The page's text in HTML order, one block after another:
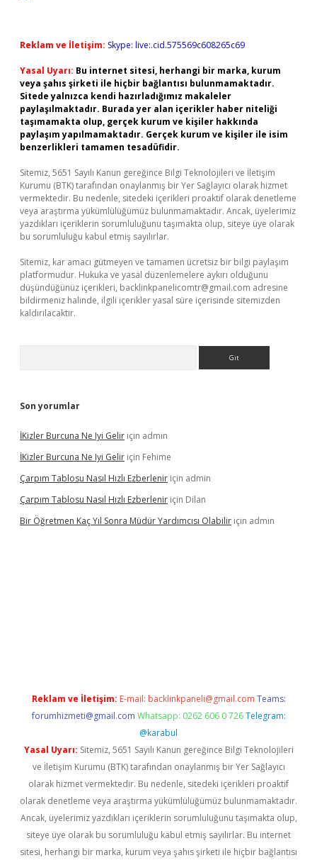
Reklam ve İletişim: Skype: live:.cid.575569c608265c69
Yasal Uyarı: Bu internet sitesi, herhangi bir marka, kurum
veya şahıs şirketi ile hiçbir bağlantısı bulunmamaktadır.
Sitede yalnızca kendi hazırladığımız makaleler
paylaşılmaktadır. Burada yer alan içerikler haber niteliği
taşımamakta olup, gerçek kurum ve kişiler hakkında
paylaşım yapılmamaktadır. Gerçek kurum ve kişiler ile isim
benzerlikleri tamamen tesadüfidir.
Sitemiz, 5651 Sayılı Kanun gereğince Bilgi Teknolojileri ve İletişim
Kurumu (BTK) tarafından onaylanmış bir Yer Sağlayıcı olarak hizmet
vermektedir. Bu nedenle, sitedeki içerikleri proaktif olarak denetleme
veya araştırma yükümlülüğümüz bulunmamaktadır. Ancak, üyelerimiz
yazdıkları içeriklerin sorumluluğunu taşımakta olup, siteye üye olarak
bu sorumluluğu kabul etmiş sayılırlar.
Sitemiz, kar amacı gütmeyen ve tamamen ücretsiz bir bilgi paylaşım
platformudur. Hukuka ve yasal düzenlemelere aykırı olduğunu
düşündüğünüz içerikleri, backlinkpanelicomtr@gmail.com adresine
bildirmeniz halinde, ilgili içerikler yasal süre içerisinde sitemizden
kaldırılacaktır.
Son yorumlar
İKizler Burcuna Ne Iyi Gelir için admin
İKizler Burcuna Ne Iyi Gelir için Fehime
Çarpım Tablosu Nasıl Hızlı Ezberlenir için admin
Çarpım Tablosu Nasıl Hızlı Ezberlenir için Dilan
Bir Öğretmen Kaç Yıl Sonra Müdür Yardımcısı Olabilir için admin
Reklam ve İletişim: E-mail: backlinkpaneli@gmail.com Teams:
forumhizmeti@gmail.com Whatsapp: 0262 606 0 726 Telegram:
@karabul
Yasal Uyarı: Sitemiz, 5651 Sayılı Kanun gereğince Bilgi Teknolojileri
ve İletişim Kurumu (BTK) tarafından onaylanmış bir Yer Sağlayıcı
olarak hizmet vermektedir. Bu nedenle, sitedeki içerikleri proaktif
olarak denetleme veya araştırma yükümlülüğümüz bulunmamaktadır.
Ancak, üyelerimiz yazdıkları içeriklerin sorumluluğunu taşımakta olup,
siteye üye olarak bu sorumluluğu kabul etmiş sayılırlar. Bu internet
sitesi, herhangi bir marka, kurum veya şahıs şirketi ile hiçbir bağlantısı